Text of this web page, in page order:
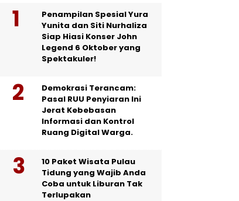
Penampilan Spesial Yura
Yunita dan Siti Nurhaliza
Siap Hiasi Konser John
Legend 6 Oktober yang
Spektakuler!
Demokrasi Terancam:
Pasal RUU Penyiaran Ini
Jerat Kebebasan
Informasi dan Kontrol
Ruang Digital Warga.
10 Paket Wisata Pulau
Tidung yang Wajib Anda
Coba untuk Liburan Tak
Terlupakan